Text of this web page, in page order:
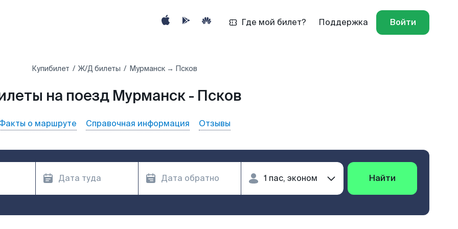
Где мой билет? Поддержка Войти
Купибилет Ж/Д билеты Мурманск → Псков
на поезд Мурманск - Псков
о маршруте Справочная информация Отзывы
Найти